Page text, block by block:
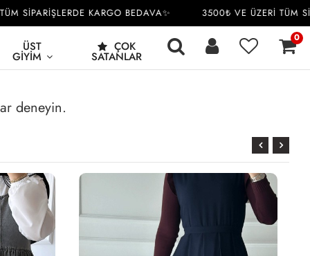
SİPARİŞLERDE KARGO BEDAVA✨ 3500₺ VE ÜZERİ TÜM
ÜST
GIYIM
ÇOK
SATANLAR
0
deneyin.